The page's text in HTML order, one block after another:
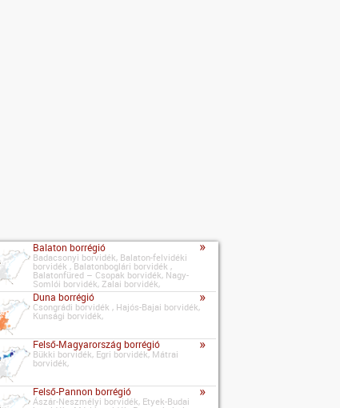
Balaton borrégió »
Badacsonyi borvidék, Balaton-felvidéki
borvidék , Balatonboglári borvidék ,
Balatonfüred – Csopak borvidék, Nagy-
Somlói borvidék, Zalai borvidék,
Duna borrégió »
Csongrádi borvidék , Hajós-Bajai borvidék,
Kunsági borvidék,
Felső-Magyarország borrégió »
Bükki borvidék, Egri borvidék, Mátrai
borvidék,
Felső-Pannon borrégió »
Ászár-Neszmélyi borvidék, Etyek-Budai